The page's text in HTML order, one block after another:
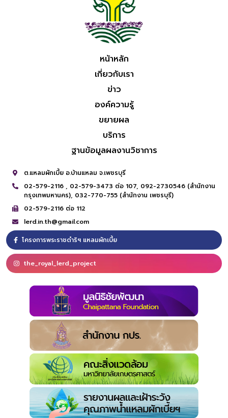
หน้าหลัก
เกี่ยวกับเรา
ข่าว
องค์ความรู้
ขยายผล
บริการ
ฐานข้อมูลผลงานวิชาการ
ต.แหลมผักเบี้ย อ.บ้านแหลม จ.เพชรบุรี
02-579-2116 , 02-579-3473 ต่อ 107, 092-2730546 (สำนักงาน
กรุงเทพมหานคร), 032-770-755 (สำนักงาน เพชรบุรี)
02-579-2116 ต่อ 112
lerd.in.th@gmail.com
โครงการพระราชดำริฯ แหลมผักเบี้ย
the_royal_lerd_project